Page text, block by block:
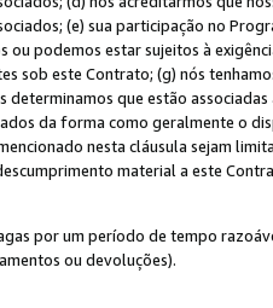
(e) sua participação no
ou podemos estar sujeitos à
sob este Contrato; (g) nós
determinamos que estão
da forma como geralmente o
nesta cláusula sejam
material a este
por um período de tempo
ou devoluções).